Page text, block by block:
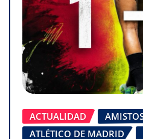
ACTUALIDAD
ATLÉTICO DE MADRID